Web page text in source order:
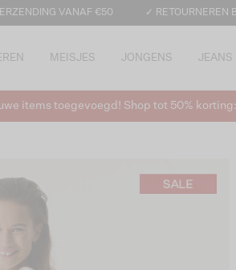
VANAF €50 ✓ RETOURNEREN
MEISJES JONGENS JEANS
items toegevoegd! Shop tot 50% korting: